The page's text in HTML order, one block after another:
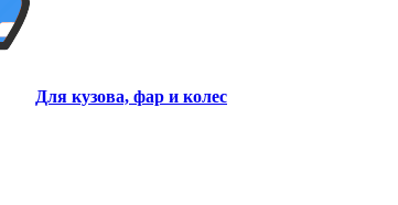
Для кузова, фар и колес